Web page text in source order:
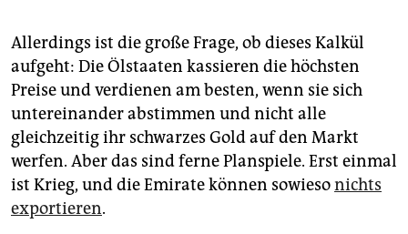
Allerdings ist die große Frage, ob dieses Kalkül
aufgeht: Die Ölstaaten kassieren die höchsten
Preise und verdienen am besten, wenn sie sich
untereinander abstimmen und nicht alle
gleichzeitig ihr schwarzes Gold auf den Markt
werfen. Aber das sind ferne Planspiele. Erst einmal
ist Krieg, und die Emirate können sowiesonichts
exportieren.